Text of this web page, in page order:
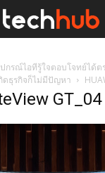
กรณ์ไอทีรู้ใจตอบโจทย์ได้ต
ดธุรกิจก็ไม่มีปัญหา
GT_04